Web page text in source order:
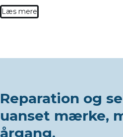
Læs mere
Reparation og
uanset mærke,
årgang.